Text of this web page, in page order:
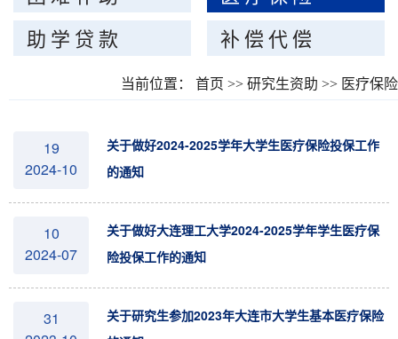
助学贷款
补偿代偿
当前位置： 首页 >> 研究生资助 >> 医疗保险
19
2024-10
关于做好2024-2025学年大学生医疗保险投保工作
的通知
10
2024-07
关于做好大连理工大学2024-2025学年学生医疗保
险投保工作的通知
31
关于研究生参加2023年大连市大学生基本医疗保险